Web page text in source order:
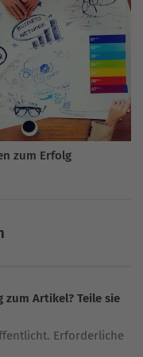
zum Erfolg
zum Artikel? Teile sie
Erforderliche